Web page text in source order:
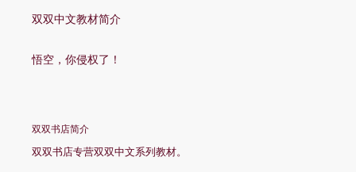
双双中文教材简介
悟空，你侵权了！
双双书店简介
双双书店专营双双中文系列教材。